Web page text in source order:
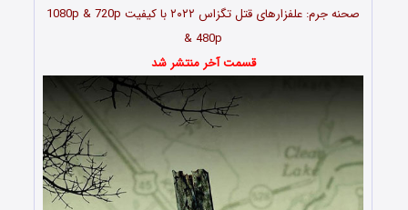
صحنه جرم: علفزارهای قتل تگزاس ۲۰۲۲ با کیفیت 1080p & 720p
& 480p
قسمت آخر منتشر شد